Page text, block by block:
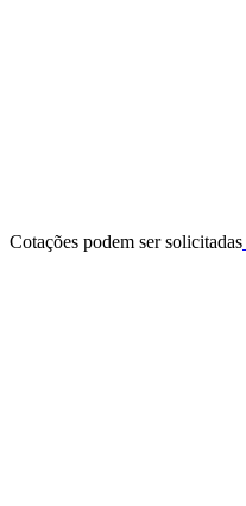
Cotações podem ser solicitadas